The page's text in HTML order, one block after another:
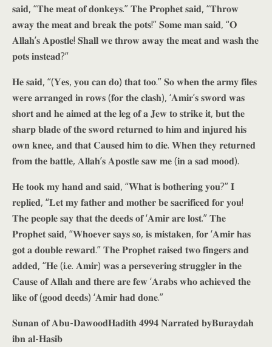
𝐬𝐚𝐢𝐝, “𝐓𝐡𝐞 𝐦𝐞𝐚𝐭 𝐨𝐟 𝐝𝐨𝐧𝐤𝐞𝐲𝐬.” 𝐓𝐡𝐞 𝐏𝐫𝐨𝐩𝐡𝐞𝐭 𝐬𝐚𝐢𝐝, “𝐓𝐡𝐫𝐨𝐰
𝐚𝐰𝐚𝐲 𝐭𝐡𝐞 𝐦𝐞𝐚𝐭 𝐚𝐧𝐝 𝐛𝐫𝐞𝐚𝐤 𝐭𝐡𝐞 𝐩𝐨𝐭𝐬!” 𝐒𝐨𝐦𝐞 𝐦𝐚𝐧 𝐬𝐚𝐢𝐝, “𝐎
𝐀𝐥𝐥𝐚𝐡’𝐬 𝐀𝐩𝐨𝐬𝐭𝐥𝐞! 𝐒𝐡𝐚𝐥𝐥 𝐰𝐞 𝐭𝐡𝐫𝐨𝐰 𝐚𝐰𝐚𝐲 𝐭𝐡𝐞 𝐦𝐞𝐚𝐭 𝐚𝐧𝐝 𝐰𝐚𝐬𝐡 𝐭𝐡𝐞
𝐩𝐨𝐭𝐬 𝐢𝐧𝐬𝐭𝐞𝐚𝐝?”
𝐇𝐞 𝐬𝐚𝐢𝐝, “(𝐘𝐞𝐬, 𝐲𝐨𝐮 𝐜𝐚𝐧 𝐝𝐨) 𝐭𝐡𝐚𝐭 𝐭𝐨𝐨.” 𝐒𝐨 𝐰𝐡𝐞𝐧 𝐭𝐡𝐞 𝐚𝐫𝐦𝐲 𝐟𝐢𝐥𝐞𝐬
𝐰𝐞𝐫𝐞 𝐚𝐫𝐫𝐚𝐧𝐠𝐞𝐝 𝐢𝐧 𝐫𝐨𝐰𝐬 (𝐟𝐨𝐫 𝐭𝐡𝐞 𝐜𝐥𝐚𝐬𝐡), ‘𝐀𝐦𝐢𝐫’𝐬 𝐬𝐰𝐨𝐫𝐝 𝐰𝐚𝐬
𝐬𝐡𝐨𝐫𝐭 𝐚𝐧𝐝 𝐡𝐞 𝐚𝐢𝐦𝐞𝐝 𝐚𝐭 𝐭𝐡𝐞 𝐥𝐞𝐠 𝐨𝐟 𝐚 𝐉𝐞𝐰 𝐭𝐨 𝐬𝐭𝐫𝐢𝐤𝐞 𝐢𝐭, 𝐛𝐮𝐭 𝐭𝐡𝐞
𝐬𝐡𝐚𝐫𝐩 𝐛𝐥𝐚𝐝𝐞 𝐨𝐟 𝐭𝐡𝐞 𝐬𝐰𝐨𝐫𝐝 𝐫𝐞𝐭𝐮𝐫𝐧𝐞𝐝 𝐭𝐨 𝐡𝐢𝐦 𝐚𝐧𝐝 𝐢𝐧𝐣𝐮𝐫𝐞𝐝 𝐡𝐢𝐬
𝐨𝐰𝐧 𝐤𝐧𝐞𝐞, 𝐚𝐧𝐝 𝐭𝐡𝐚𝐭 𝐂𝐚𝐮𝐬𝐞𝐝 𝐡𝐢𝐦 𝐭𝐨 𝐝𝐢𝐞. 𝐖𝐡𝐞𝐧 𝐭𝐡𝐞𝐲 𝐫𝐞𝐭𝐮𝐫𝐧𝐞𝐝
𝐟𝐫𝐨𝐦 𝐭𝐡𝐞 𝐛𝐚𝐭𝐭𝐥𝐞, 𝐀𝐥𝐥𝐚𝐡’𝐬 𝐀𝐩𝐨𝐬𝐭𝐥𝐞 𝐬𝐚𝐰 𝐦𝐞 (𝐢𝐧 𝐚 𝐬𝐚𝐝 𝐦𝐨𝐨𝐝).
𝐇𝐞 𝐭𝐨𝐨𝐤 𝐦𝐲 𝐡𝐚𝐧𝐝 𝐚𝐧𝐝 𝐬𝐚𝐢𝐝, “𝐖𝐡𝐚𝐭 𝐢𝐬 𝐛𝐨𝐭𝐡𝐞𝐫𝐢𝐧𝐠 𝐲𝐨𝐮?” 𝐈
𝐫𝐞𝐩𝐥𝐢𝐞𝐝, “𝐋𝐞𝐭 𝐦𝐲 𝐟𝐚𝐭𝐡𝐞𝐫 𝐚𝐧𝐝 𝐦𝐨𝐭𝐡𝐞𝐫 𝐛𝐞 𝐬𝐚𝐜𝐫𝐢𝐟𝐢𝐜𝐞𝐝 𝐟𝐨𝐫 𝐲𝐨𝐮!
𝐓𝐡𝐞 𝐩𝐞𝐨𝐩𝐥𝐞 𝐬𝐚𝐲 𝐭𝐡𝐚𝐭 𝐭𝐡𝐞 𝐝𝐞𝐞𝐝𝐬 𝐨𝐟 ‘𝐀𝐦𝐢𝐫 𝐚𝐫𝐞 𝐥𝐨𝐬𝐭.” 𝐓𝐡𝐞
𝐏𝐫𝐨𝐩𝐡𝐞𝐭 𝐬𝐚𝐢𝐝, “𝐖𝐡𝐨𝐞𝐯𝐞𝐫 𝐬𝐚𝐲𝐬 𝐬𝐨, 𝐢𝐬 𝐦𝐢𝐬𝐭𝐚𝐤𝐞𝐧, 𝐟𝐨𝐫 ‘𝐀𝐦𝐢𝐫 𝐡𝐚𝐬
𝐠𝐨𝐭 𝐚 𝐝𝐨𝐮𝐛𝐥𝐞 𝐫𝐞𝐰𝐚𝐫𝐝.” 𝐓𝐡𝐞 𝐏𝐫𝐨𝐩𝐡𝐞𝐭 𝐫𝐚𝐢𝐬𝐞𝐝 𝐭𝐰𝐨 𝐟𝐢𝐧𝐠𝐞𝐫𝐬 𝐚𝐧𝐝
𝐚𝐝𝐝𝐞𝐝, “𝐇𝐞 (𝐢.𝐞. 𝐀𝐦𝐢𝐫) 𝐰𝐚𝐬 𝐚 𝐩𝐞𝐫𝐬𝐞𝐯𝐞𝐫𝐢𝐧𝐠 𝐬𝐭𝐫𝐮𝐠𝐠𝐥𝐞𝐫 𝐢𝐧 𝐭𝐡𝐞
𝐂𝐚𝐮𝐬𝐞 𝐨𝐟 𝐀𝐥𝐥𝐚𝐡 𝐚𝐧𝐝 𝐭𝐡𝐞𝐫𝐞 𝐚𝐫𝐞 𝐟𝐞𝐰 ‘𝐀𝐫𝐚𝐛𝐬 𝐰𝐡𝐨 𝐚𝐜𝐡𝐢𝐞𝐯𝐞𝐝 𝐭𝐡𝐞
𝐥𝐢𝐤𝐞 𝐨𝐟 (𝐠𝐨𝐨𝐝 𝐝𝐞𝐞𝐝𝐬) ‘𝐀𝐦𝐢𝐫 𝐡𝐚𝐝 𝐝𝐨𝐧𝐞.”
𝐒𝐮𝐧𝐚𝐧 𝐨𝐟 𝐀𝐛𝐮-𝐃𝐚𝐰𝐨𝐨𝐝𝐇𝐚𝐝𝐢𝐭𝐡 𝟒𝟗𝟗𝟒 𝐍𝐚𝐫𝐫𝐚𝐭𝐞𝐝 𝐛𝐲𝐁𝐮𝐫𝐚𝐲𝐝𝐚𝐡
𝐢𝐛𝐧 𝐚𝐥-𝐇𝐚𝐬𝐢𝐛